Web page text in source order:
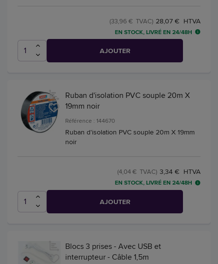
28,07 € HTVA
(33,96 € TVAC)
EN STOCK, LIVRÉ EN 24/48H
AJOUTER
Ruban d'isolation PVC souple 20m X
19mm noir
Référence : 144670
Ruban d'isolation PVC souple 20m X 19mm
noir
3,34 € HTVA
(4,04 € TVAC)
EN STOCK, LIVRÉ EN 24/48H
AJOUTER
Blocs 3 prises - Avec USB et
interrupteur - Câble 1,5m